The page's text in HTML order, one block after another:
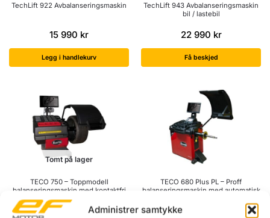
Administrer samtykke
TechLift 922 Avbalanseringsmaskin
15 990 kr
Legg i handlekurv
TechLift 943 Avbalanseringsmaskin
bil / lastebil
22 990 kr
Få beskjed
Tomt på lager
TECO 750 – Toppmodell
balanseringsmaskin med kontaktfri
måling og automatisk hjullåsing
159 990 kr
TECO 680 Plus PL – Proff
balanseringsmaskin med automatisk
92 490